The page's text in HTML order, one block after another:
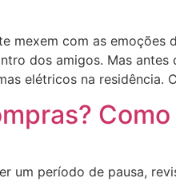
mexem com as emoções
dos amigos. Mas
elétricos na residência.
um período de pausa,